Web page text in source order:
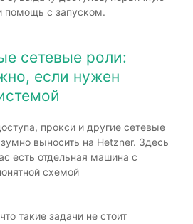
помощь с запуском.
сетевые роли:
если нужен
прокси и другие сетевые
выносить на Hetzner. Здесь
есть отдельная машина с
схемой
такие задачи не стоит